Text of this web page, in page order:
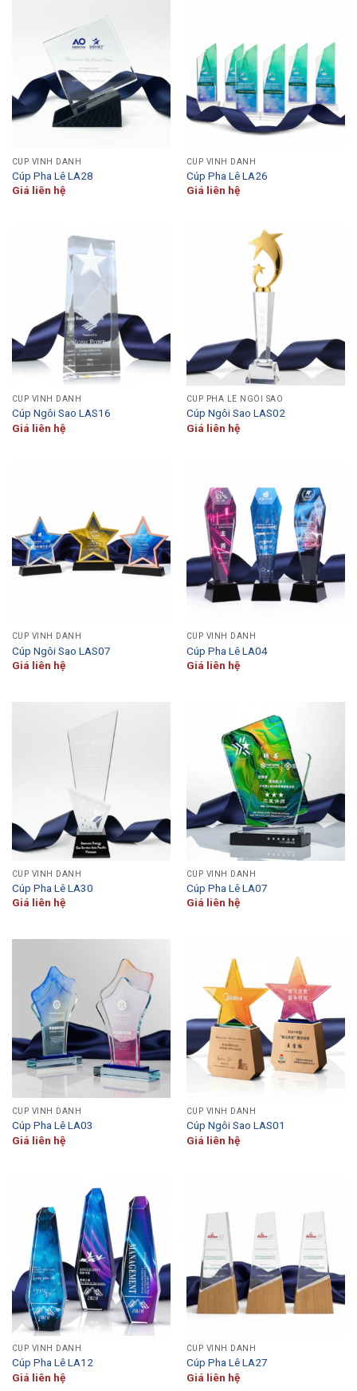
CÚP VINH DANH
Cúp Pha Lê LA28
Giá liên hệ
CÚP VINH DANH
Cúp Pha Lê LA26
Giá liên hệ
CÚP VINH DANH
Cúp Ngôi Sao LAS16
Giá liên hệ
CÚP PHA LÊ NGÔI SAO
Cúp Ngôi Sao LAS02
Giá liên hệ
CÚP VINH DANH
Cúp Ngôi Sao LAS07
Giá liên hệ
CÚP VINH DANH
Cúp Pha Lê LA04
Giá liên hệ
CÚP VINH DANH
Cúp Pha Lê LA30
Giá liên hệ
CÚP VINH DANH
Cúp Pha Lê LA07
Giá liên hệ
CÚP VINH DANH
Cúp Pha Lê LA03
Giá liên hệ
CÚP VINH DANH
Cúp Ngôi Sao LAS01
Giá liên hệ
CÚP VINH DANH
Cúp Pha Lê LA12
Giá liên hệ
CÚP VINH DANH
Cúp Pha Lê LA27
Giá liên hệ